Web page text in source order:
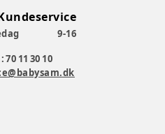
9-16
11 30 10